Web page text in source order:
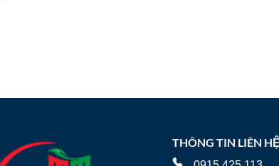
THÔNG TIN LIÊN HỆ